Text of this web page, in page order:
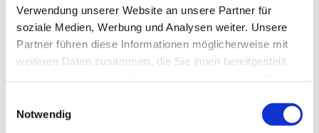
Verwendung unserer Website an unsere Partner für
soziale Medien, Werbung und Analysen weiter. Unsere
Partner führen diese Informationen möglicherweise mit
weiteren Daten zusammen, die Sie ihnen bereitgestellt
Notwendig
Photo gallery